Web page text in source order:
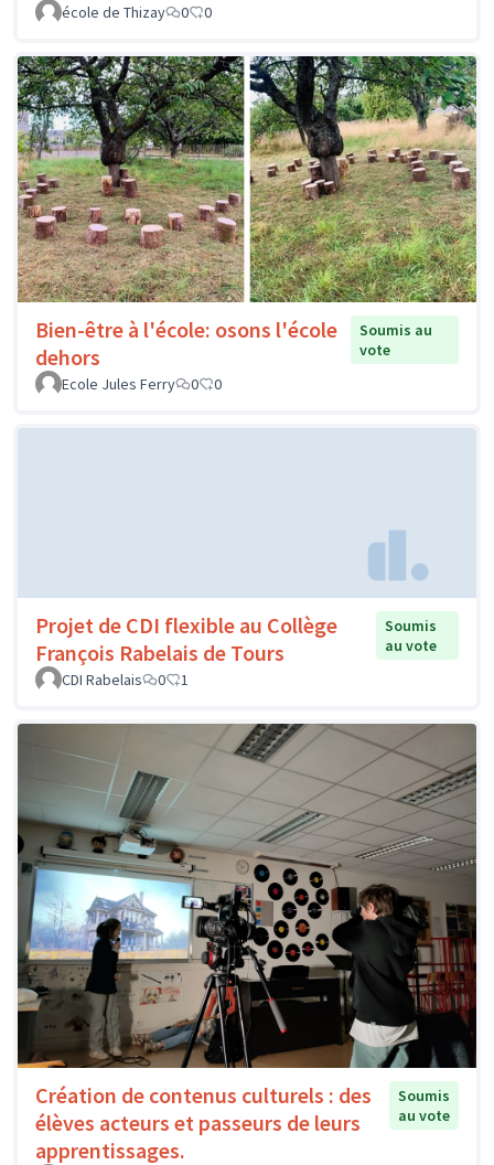
école de Thizay
0 0
Bien-être à l'école: osons l'école
dehors
Soumis au
vote
Ecole Jules Ferry
0 0
Projet de CDI flexible au Collège
François Rabelais de Tours
Soumis
au vote
CDI Rabelais
0 1
Création de contenus culturels : des
élèves acteurs et passeurs de leurs
apprentissages.
Soumis
au vote